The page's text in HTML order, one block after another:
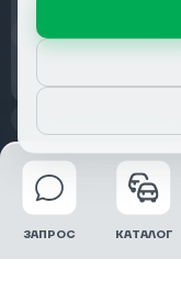
© 2026
ЗАПРОС КАТАЛОГ